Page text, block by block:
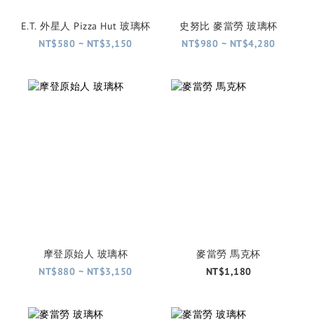
E.T. 外星人 Pizza Hut 玻璃杯
NT$580 ~ NT$3,150
史努比 麥當勞 玻璃杯
NT$980 ~ NT$4,280
摩登原始人 玻璃杯
NT$880 ~ NT$3,150
麥當勞 馬克杯
NT$1,180